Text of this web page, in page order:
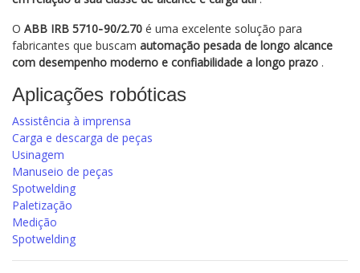
O ABB IRB 5710‑90/2.70 é uma excelente solução para
fabricantes que buscam automação pesada de longo alcance
com desempenho moderno e confiabilidade a longo prazo .
Aplicações robóticas
Assistência à imprensa
Carga e descarga de peças
Usinagem
Manuseio de peças
Spotwelding
Paletização
Medição
Spotwelding